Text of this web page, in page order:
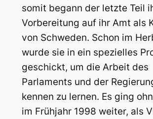
somit begann der letzte Teil
Vorbereitung auf ihr Amt als
von Schweden. Schon im
wurde sie in ein spezielles
geschickt, um die Arbeit des
Parlaments und der
kennen zu lernen. Es ging
im Frühjahr 1998 weiter, als